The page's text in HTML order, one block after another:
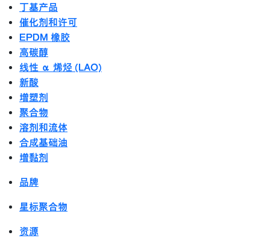
丁基产品
催化剂和许可
EPDM 橡胶
高碳醇
线性 α 烯烃 (LAO)
新酸
增塑剂
聚合物
溶剂和流体
合成基础油
增黏剂
品牌
星标聚合物
资源